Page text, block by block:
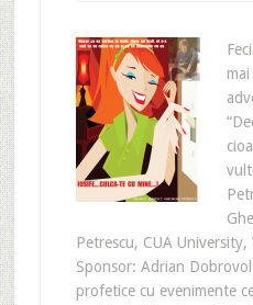
Petrescu, CUA
Sponsor: Adrian
profetice cu evenimente